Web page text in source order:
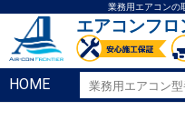
業務用エアコンの
エアコンフロ
HOME